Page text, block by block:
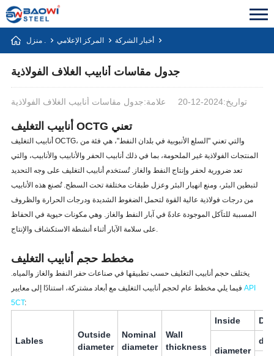
منزل . المركز الإعلامي أخبار الشركة
جدول مقاسات أنابيب الغلاف الفولاذية
تواريخ:2024-12-20 علامة:جدول مقاسات أنابيب الغلاف الفولاذية
أنابيب التغليف OCTG تعني
أنابيب التغليف OCTG، والتي تعني "السلع الأنبوبية في بلدان النفط"، هي فئة من
المنتجات الفولاذية غير الملحومة، بما في ذلك أنابيب الحفر والأنابيب والأنابيب، والتي
تعد ضرورية لحفر وإنتاج النفط والغاز. تُستخدم أنابيب التغليف على وجه التحديد
لتبطين البئر، ومنع انهيار البئر وعزل طبقات مختلفة تحت السطح. تُصنع هذه الأنابيب
من درجات فولاذية عالية القوة لتحمل الضغوط الشديدة ودرجات الحرارة والظروف
المسببة للتآكل الموجودة عادةً في آبار النفط والغاز. وهي مكونات حيوية في الحفاظ
على سلامة الآبار أثناء أنشطة الاستكشاف والإنتاج.
مخطط حجم أنابيب التغليف
يختلف حجم أنابيب التغليف حسب تطبيقها في صناعات حفر النفط والغاز والمياه.
API
5CT:
Lables
Outside
diameter
Nominal
diameter
Wall
thickness
Inside
diameter